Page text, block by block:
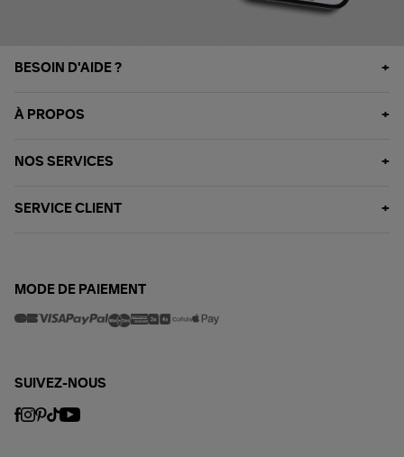
BESOIN D'AIDE ?
À PROPOS
NOS SERVICES
SERVICE CLIENT
MODE DE PAIEMENT
SUIVEZ-NOUS